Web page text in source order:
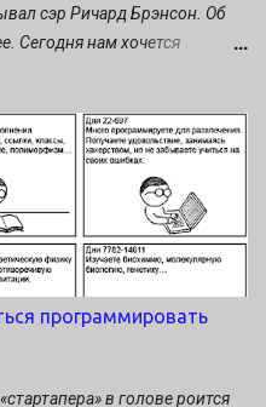
мно...сэр Ричард Брэнсон. Об
Сегодня нам хочется
и не делали ошибок,
беритесь за дело, если оно
программировать
в голове роится